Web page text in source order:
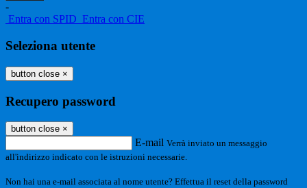
-
Entra con SPID Entra con CIE
Seleziona utente
button close ×
Recupero password
button close ×
E-mail Verrà inviato un messaggio
all'indirizzo indicato con le istruzioni necessarie.
Non hai una e-mail associata al nome utente? Effettua il reset della password